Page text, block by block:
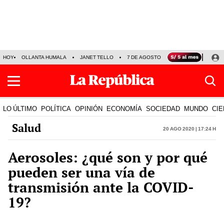
HOY OLLANTA HUMALA JANET TELLO 7 DE AGOSTO TINKA RESULTADOS
LO ÚLTIMO POLÍTICA OPINIÓN ECONOMÍA SOCIEDAD MUNDO
Salud 20 Ago 2020 | 17:24 h
Aerosoles: ¿qué son y por qué
pueden ser una vía de
transmisión ante la COVID-
19?